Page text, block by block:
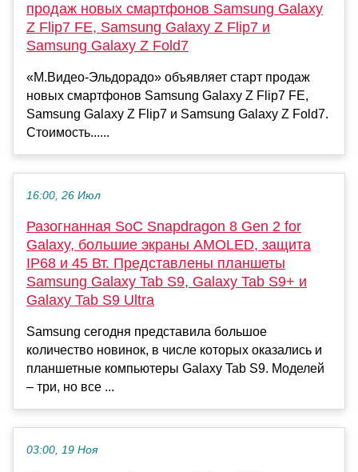
продаж новых смартфонов Samsung Galaxy
Z Flip7 FE, Samsung Galaxy Z Flip7 и
Samsung Galaxy Z Fold7
«М.Видео-Эльдорадо» объявляет старт продаж
новых смартфонов Samsung Galaxy Z Flip7 FE,
Samsung Galaxy Z Flip7 и Samsung Galaxy Z Fold7.
Стоимость......
16:00, 26 Июл
Разогнанная SoC Snapdragon 8 Gen 2 for
Galaxy, большие экраны AMOLED, защита
IP68 и 45 Вт. Представлены планшеты
Samsung Galaxy Tab S9, Galaxy Tab S9+ и
Galaxy Tab S9 Ultra
Samsung сегодня представила большое
количество новинок, в числе которых оказались и
планшетные компьютеры Galaxy Tab S9. Моделей
– три, но все ...
03:00, 19 Ноя